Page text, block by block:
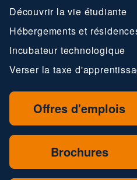
Découvrir la vie étudiante
Hébergements et
Incubateur technologique
Verser la taxe
Offres d'emplois
Brochures